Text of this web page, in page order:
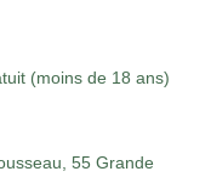
(moins de 18 ans)
55 Grande